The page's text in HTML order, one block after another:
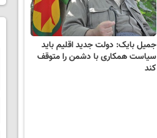
جمیل بایک: دولت جدید اقلیم باید
سیاست همکاری با دشمن را متوقف
کند